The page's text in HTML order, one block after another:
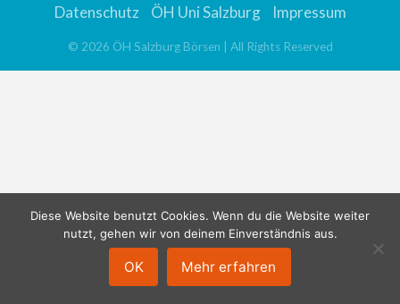
Datenschutz ÖH Uni Salzburg Impressum
© 2026 ÖH Salzburg Börsen | All Rights Reserved
Diese Website benutzt Cookies. Wenn du die Website weiter
nutzt, gehen wir von deinem Einverständnis aus.
OK Mehr erfahren